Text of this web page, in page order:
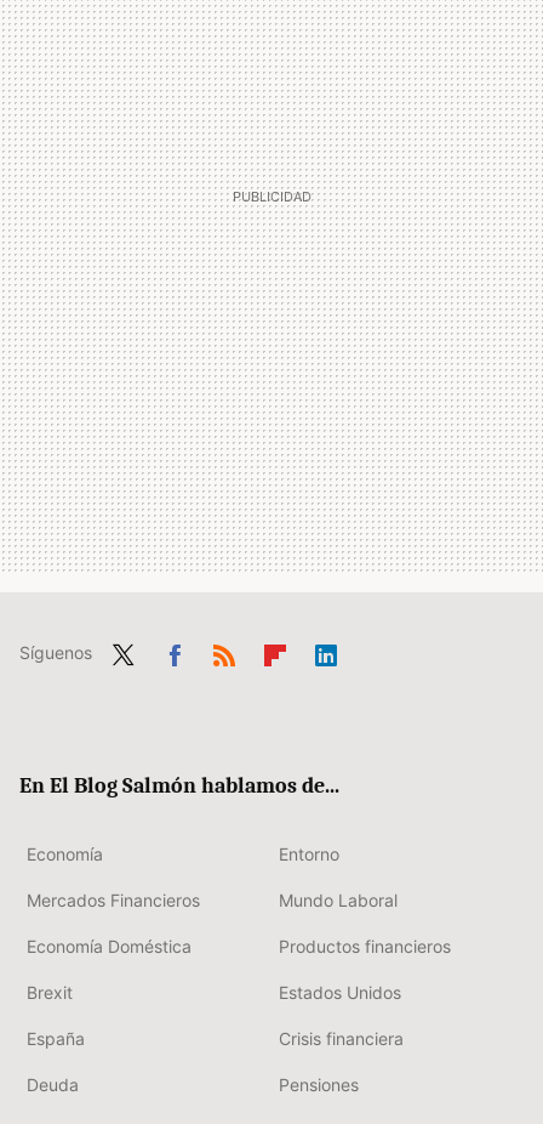
Síguenos
En El Blog Salmón hablamos de...
Economía Entorno
Mercados Financieros Mundo Laboral
Economía Doméstica Productos financieros
Brexit Estados Unidos
España Crisis financiera
Deuda Pensiones